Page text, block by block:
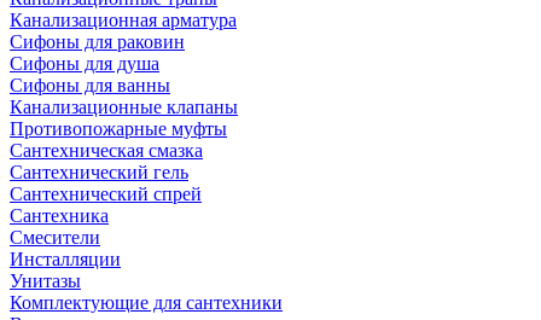
Канализационная арматура
Сифоны для раковин
Сифоны для душа
Сифоны для ванны
Канализационные клапаны
Противопожарные муфты
Сантехническая смазка
Сантехнический гель
Сантехнический спрей
Сантехника
Смесители
Инсталляции
Унитазы
Комплектующие для сантехники